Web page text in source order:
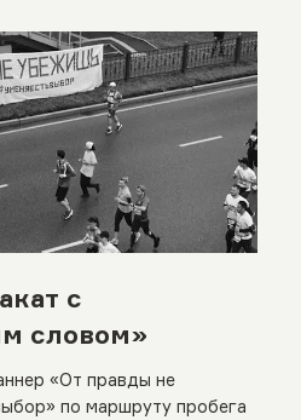
с
словом»
«От правды не
по маршруту пробега